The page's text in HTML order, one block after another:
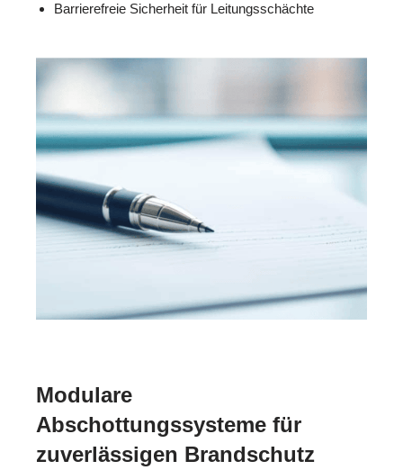
Barrierefreie Sicherheit für Leitungsschächte
Modulare
Abschottungssysteme für
zuverlässigen Brandschutz